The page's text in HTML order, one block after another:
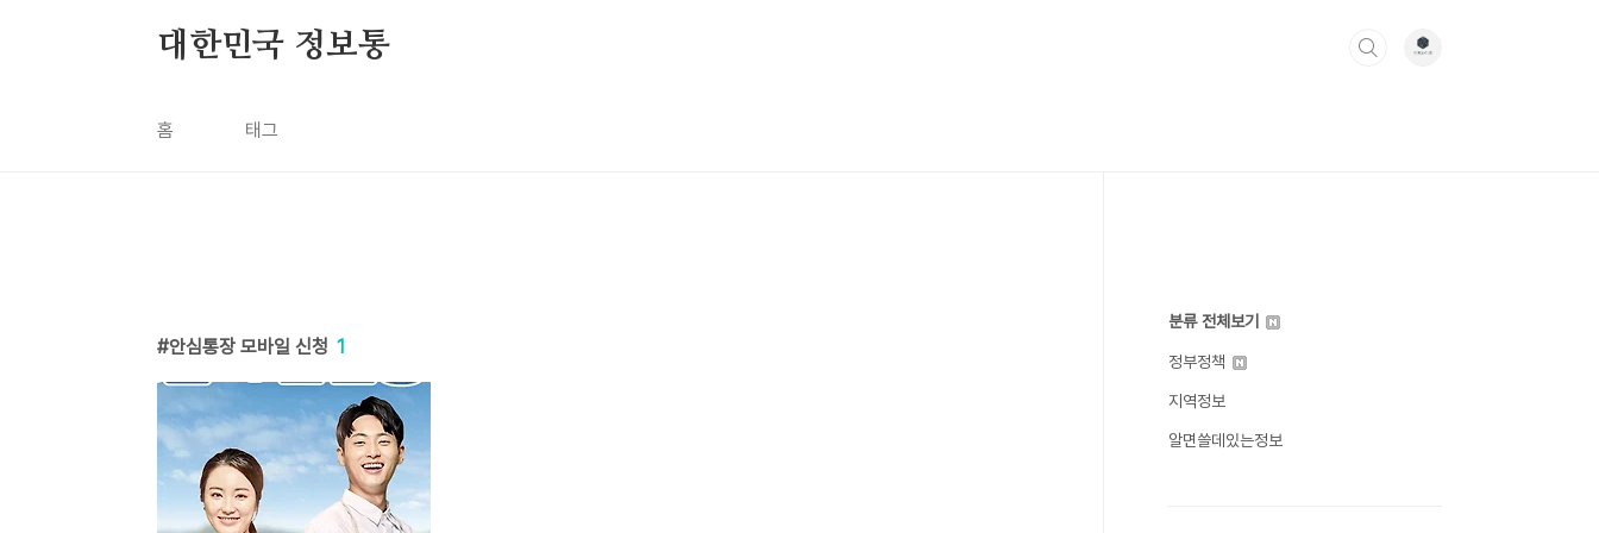
대한민국 정보통
홈 태그
안심통장 모바일 신청 1
분류 전체보기
정부정책
지역정보
알면쓸데있는정보